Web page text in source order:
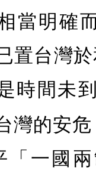
當明確
置台灣
時間未
灣的安
「一國